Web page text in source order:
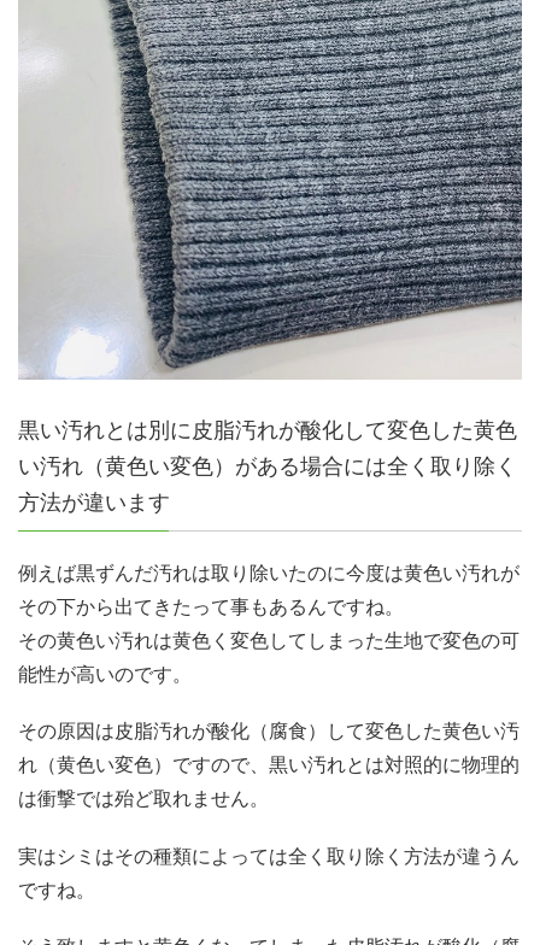
黒い汚れとは別に皮脂汚れが酸化して変色した黄色
い汚れ（黄色い変色）がある場合には全く取り除く
方法が違います
例えば黒ずんだ汚れは取り除いたのに今度は黄色い汚れが
その下から出てきたって事もあるんですね。
その黄色い汚れは黄色く変色してしまった生地で変色の可
能性が高いのです。
その原因は皮脂汚れが酸化（腐食）して変色した黄色い汚
れ（黄色い変色）ですので、黒い汚れとは対照的に物理的
は衝撃では殆ど取れません。
実はシミはその種類によっては全く取り除く方法が違うん
ですね。